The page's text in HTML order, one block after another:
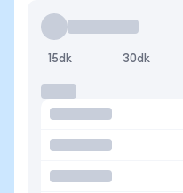
15dk 30dk